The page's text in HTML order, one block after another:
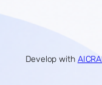
Develop with